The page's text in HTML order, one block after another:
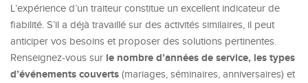
L’expérience d’un traiteur constitue un excellent indicateur de
fiabilité. S’il a déjà travaillé sur des activités similaires, il peut
anticiper vos besoins et proposer des solutions pertinentes.
Renseignez-vous sur le nombre d’années de service, les types
d’événements couverts (mariages, séminaires, anniversaires) et